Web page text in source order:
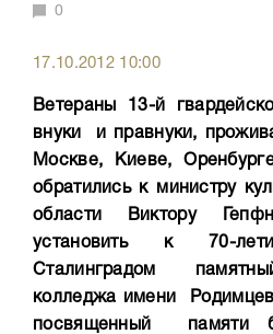
0
17.10.2012 10:00
Ветераны 13-й
внуки и правнуки,
Москве, Киеве,
обратились к министру
области Виктору
установить к 70-
Сталинградом
колледжа имени
посвященный памяти